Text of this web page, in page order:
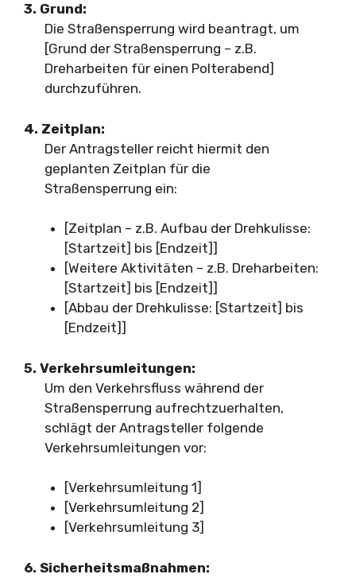
3. Grund:
Die Straßensperrung wird beantragt, um
[Grund der Straßensperrung – z.B.
Dreharbeiten für einen Polterabend]
durchzuführen.
4. Zeitplan:
Der Antragsteller reicht hiermit den
geplanten Zeitplan für die
Straßensperrung ein:
[Zeitplan – z.B. Aufbau der Drehkulisse:
[Startzeit] bis [Endzeit]]
[Weitere Aktivitäten – z.B. Dreharbeiten:
[Startzeit] bis [Endzeit]]
[Abbau der Drehkulisse: [Startzeit] bis
[Endzeit]]
5. Verkehrsumleitungen:
Um den Verkehrsfluss während der
Straßensperrung aufrechtzuerhalten,
schlägt der Antragsteller folgende
Verkehrsumleitungen vor:
[Verkehrsumleitung 1]
[Verkehrsumleitung 2]
[Verkehrsumleitung 3]
6. Sicherheitsmaßnahmen: